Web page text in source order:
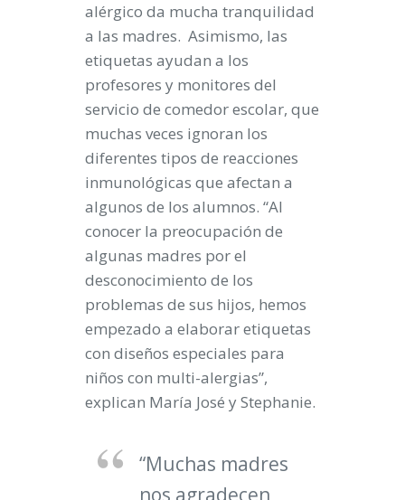
alérgico da mucha tranquilidad
a las madres. Asimismo, las
etiquetas ayudan a los
profesores y monitores del
servicio de comedor escolar, que
muchas veces ignoran los
diferentes tipos de reacciones
inmunológicas que afectan a
algunos de los alumnos. “Al
conocer la preocupación de
algunas madres por el
desconocimiento de los
problemas de sus hijos, hemos
empezado a elaborar etiquetas
con diseños especiales para
niños con multi-alergias”,
explican María José y Stephanie.
“Muchas madres
nos agradecen